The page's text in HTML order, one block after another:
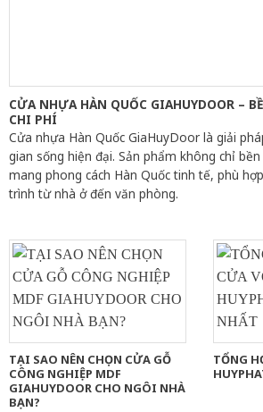
CỬA NHỰA HÀN QUỐC GIAHUYDOOR –
CHI PHÍ
Cửa nhựa Hàn Quốc GiaHuyDoor là giải
gian sống hiện đại. Sản phẩm không chỉ
mang phong cách Hàn Quốc tinh tế, phù
trình từ nhà ở đến văn phòng.
TẠI SAO NÊN CHỌN CỬA GỖ
CÔNG NGHIỆP MDF
GIAHUYDOOR CHO NGÔI NHÀ
BẠN?
TỔNG